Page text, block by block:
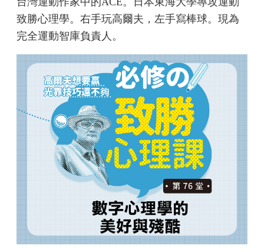
致勝心理學。右手玩高爾夫，左手寫棒球。現為
完全運動智庫負責人。